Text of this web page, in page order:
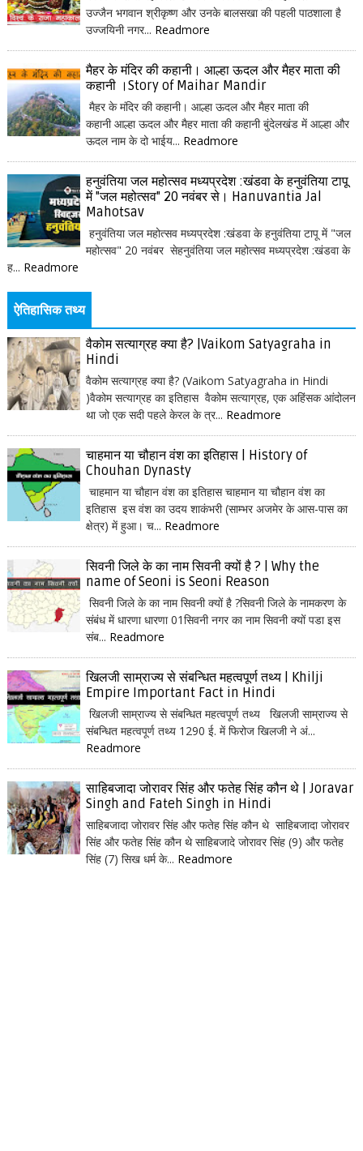
उज्जैन भगवान श्रीकृष्ण और उनके बालसखा की पहली पाठशाला है
उज्जयिनी नगर... Readmore
मैहर के मंदिर की कहानी। आल्हा ऊदल और मैहर माता की
कहानी ।Story of Maihar Mandir
मैहर के मंदिर की कहानी। आल्हा ऊदल और मैहर माता की
कहानी आल्हा ऊदल और मैहर माता की कहानी बुंदेलखंड में आल्हा और
ऊदल नाम के दो भाईय... Readmore
हनुवंतिया जल महोत्सव मध्यप्रदेश :खंडवा के हनुवंतिया टापू
में "जल महोत्सव" 20 नवंबर से। Hanuvantia Jal
Mahotsav
हनुवंतिया जल महोत्सव मध्यप्रदेश :खंडवा के हनुवंतिया टापू में "जल
महोत्सव" 20 नवंबर सेहनुवंतिया जल महोत्सव मध्यप्रदेश :खंडवा के
ह... Readmore
ऐतिहासिक तथ्य
वैकोम सत्याग्रह क्या है? |Vaikom Satyagraha in
Hindi
वैकोम सत्याग्रह क्या है? (Vaikom Satyagraha in Hindi
)वैकोम सत्याग्रह का इतिहास वैकोम सत्याग्रह, एक अहिंसक आंदोलन
था जो एक सदी पहले केरल के त्र... Readmore
चाहमान या चौहान वंश का इतिहास | History of
Chouhan Dynasty
चाहमान या चौहान वंश का इतिहास चाहमान या चौहान वंश का
इतिहास इस वंश का उदय शाकंभरी (साम्भर अजमेर के आस-पास का
क्षेत्र) में हुआ। च... Readmore
सिवनी जिले के का नाम सिवनी क्यों है ? | Why the
name of Seoni is Seoni Reason
सिवनी जिले के का नाम सिवनी क्यों है ?सिवनी जिले के नामकरण के
संबंध में धारणा धारणा 01सिवनी नगर का नाम सिवनी क्यों पडा इस
संब... Readmore
खिलजी साम्राज्य से संबन्धित महत्वपूर्ण तथ्य | Khilji
Empire Important Fact in Hindi
खिलजी साम्राज्य से संबन्धित महत्वपूर्ण तथ्य खिलजी साम्राज्य से
संबन्धित महत्वपूर्ण तथ्य 1290 ई. में फिरोज खिलजी ने अं...
Readmore
साहिबजादा जोरावर सिंह और फतेह सिंह कौन थे | Joravar
Singh and Fateh Singh in Hindi
साहिबजादा जोरावर सिंह और फतेह सिंह कौन थे साहिबजादा जोरावर
सिंह और फतेह सिंह कौन थे साहिबजादे जोरावर सिंह (9) और फतेह
सिंह (7) सिख धर्म के... Readmore